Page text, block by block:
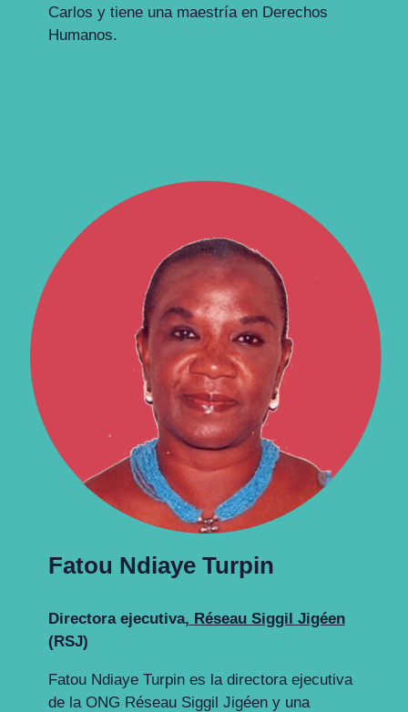
Carlos y tiene una maestría en Derechos
Humanos.
Fatou Ndiaye Turpin
Directora ejecutiva, Réseau Siggil Jigéen
(RSJ)
Fatou Ndiaye Turpin es la directora ejecutiva
de la ONG Réseau Siggil Jigéen y una